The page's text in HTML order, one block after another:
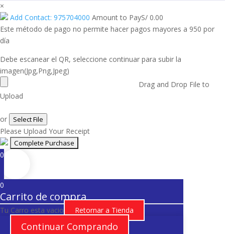
×
Add Contact: 975704000 Amount to PayS/ 0.00
Este método de pago no permite hacer pagos mayores a 950 por
día
Debe escanear el QR, seleccione continuar para subir la
imagen(Jpg,Png,Jpeg)
Drag and Drop File to
Upload
or Select File
Please Upload Your Receipt
0
0
Carrito de compra
Tu Carro esta vacio Retornar a Tienda
Continuar Comprando